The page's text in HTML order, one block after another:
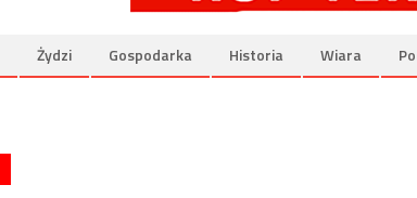
Żydzi Gospodarka Historia Wiara